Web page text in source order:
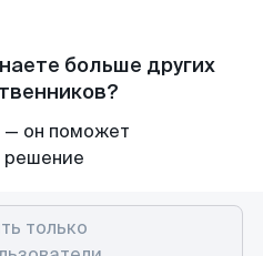
больше других
— он поможет
решение